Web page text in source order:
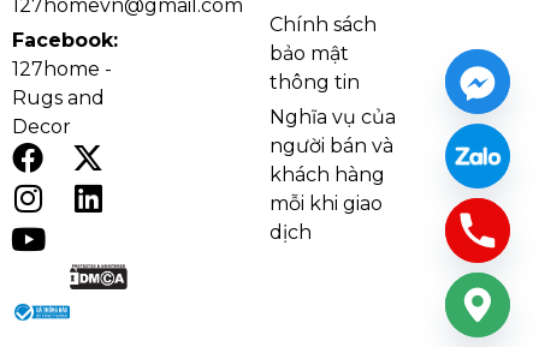
127homevn@gmail.com
Facebook:
127home -
Rugs and
Decor
Chính sách
bảo mật
thông tin
Nghĩa vụ của
người bán và
khách hàng
mỗi khi giao
dịch